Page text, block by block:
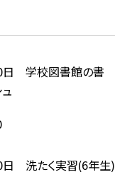
日 学校図書館の書
日 洗たく実習(6年生)